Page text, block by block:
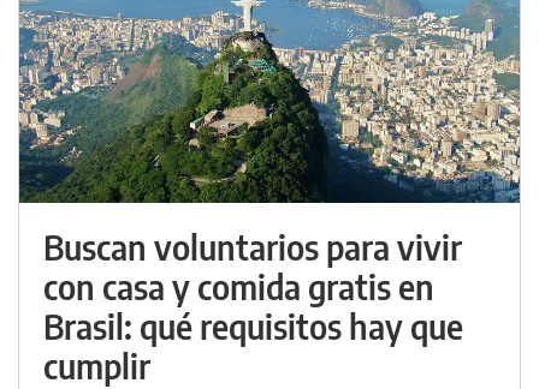
Buscan voluntarios para vivir
con casa y comida gratis en
Brasil: qué requisitos hay que
cumplir